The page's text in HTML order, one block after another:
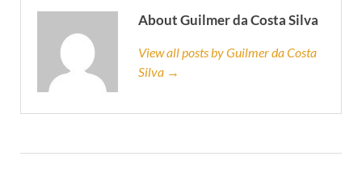
About Guilmer da Costa Silva
View all posts by Guilmer da Costa
Silva →